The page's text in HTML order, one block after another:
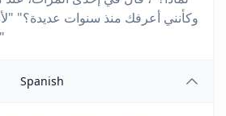
وكأنني أعرفك منذ سنوات عديدة؟"
"وأنا
Spanish